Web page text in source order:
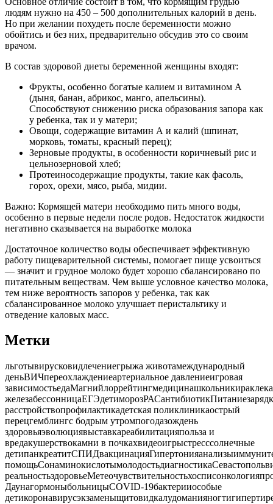
людям нужно на 450 – 500 дополнительных калорий в день.
Но при желании похудеть после беременности можно
обойтись и без них, предварительно обсудив это со своим
врачом.
В состав здоровой диеты беременной женщины входят:
Фрукты, особенно богатые калием и витамином А
(дыня, банан, абрикос, манго, апельсины).
Способствуют снижению риска образования запора как
у ребенка, так и у матери;
Овощи, содержащие витамин А и калий (шпинат,
морковь, томаты, красный перец);
Зерновые продукты, в особенности коричневый рис и
цельнозерновой хлеб;
Протеиносодержащие продукты, такие как фасоль,
горох, орехи, мясо, рыба, мидии.
Важно: Кормящей матери необходимо пить много воды,
особенно в первые недели после родов. Недостаток жидкости
негативно сказывается на выработке молока
Достаточное количество воды обеспечивает эффективную
работу пищеварительной системы, помогает пище усвоиться
— значит и грудное молоко будет хорошо сбалансировано по
питательным веществам. Чем выше условное качество молока,
тем ниже вероятность запоров у ребенка, так как
сбалансированное молоко улучшает перистальтику и
отведение каловых масс.
Метки
льготывирусковидлечениегрыжа животамеждународный
деньВИЧпереохлаждениеартериальное давлениеигровая
расстройствопрофилактикадетская поликлиникаострый
перецгемблингс бодрым утромпогодазождень
здоровьяэволюциявыставкареабилитацияпольза и
вредакушерствокамни в почкахвидеоигрыстресссолнечные
ДаунагормоныбольницыCOVID-19бактерииособые